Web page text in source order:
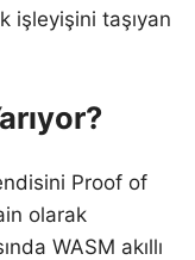
işleyişini taşıyan
Proof of
olarak
WASM akıllı